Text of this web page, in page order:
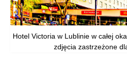
Hotel Victoria w Lublinie w całej
zdjęcia zastrzeżone